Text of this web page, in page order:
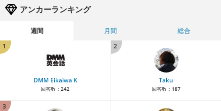
アンカーランキング
週間 月間
総合
1
DMM Eikaiwa K
回答数： 242
2
Taku
回答数： 187
3